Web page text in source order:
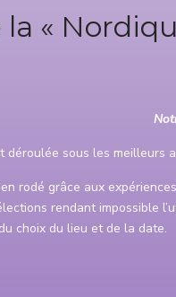
«
N
déroulée sous les meilleurs
rodé grâce aux
rendant impossible
choix du lieu et de la date.